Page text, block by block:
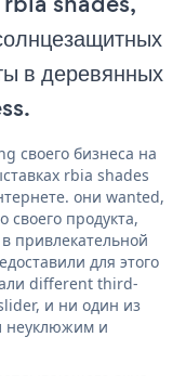
в деревянных
своего бизнеса на
rbia shades
они wanted,
своего продукта,
привлекательной
для этого
different third-
и ни один из
неуклюжим и